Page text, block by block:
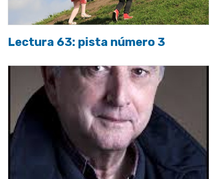
Lectura 63: pista número 3